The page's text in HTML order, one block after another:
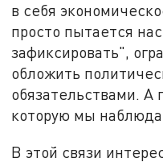
в себя
просто пытается
зафиксировать",
обложить
обязательствами. А
которую мы
В этой связи